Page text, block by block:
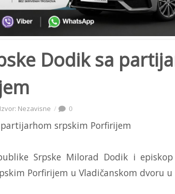
Dodik sa
Izvor: Nezavisne 0
Srpske Milorad Dodik i
Porfirijem u Vladičanskom dvoru u